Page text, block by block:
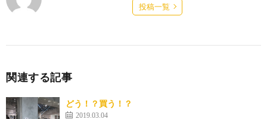
投稿一覧
関連する記事
どう！？買う！？
2019.03.04